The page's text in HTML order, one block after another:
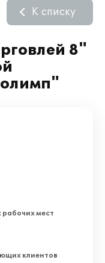
8"
К списку
мест
клиентов